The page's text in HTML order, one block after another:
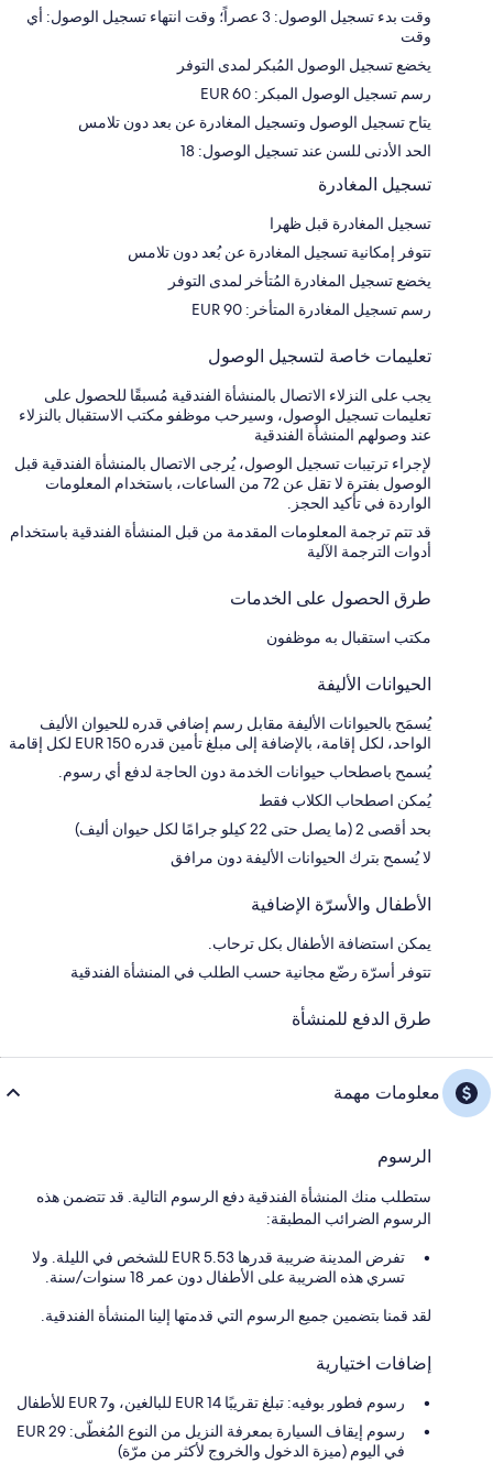
وقت بدء تسجيل الوصول: 3 عصراً؛ وقت انتهاء تسجيل الوصول: أي
وقت
يخضع تسجيل الوصول المُبكر لمدى التوفر
رسم تسجيل الوصول المبكر: 60 EUR
يتاح تسجيل الوصول وتسجيل المغادرة عن بعد دون تلامس
الحد الأدنى للسن عند تسجيل الوصول: 18
تسجيل المغادرة
تسجيل المغادرة قبل ظهرا
تتوفر إمكانية تسجيل المغادرة عن بُعد دون تلامس
يخضع تسجيل المغادرة المُتأخر لمدى التوفر
رسم تسجيل المغادرة المتأخر: 90 EUR
تعليمات خاصة لتسجيل الوصول
يجب على النزلاء الاتصال بالمنشأة الفندقية مُسبقًا للحصول على
تعليمات تسجيل الوصول، وسيرحب موظفو مكتب الاستقبال بالنزلاء
عند وصولهم المنشأة الفندقية
لإجراء ترتيبات تسجيل الوصول، يُرجى الاتصال بالمنشأة الفندقية قبل
الوصول بفترة لا تقل عن 72 من الساعات، باستخدام المعلومات
الواردة في تأكيد الحجز.
قد تتم ترجمة المعلومات المقدمة من قبل المنشأة الفندقية باستخدام
أدوات الترجمة الآلية
طرق الحصول على الخدمات
مكتب استقبال به موظفون
الحيوانات الأليفة
يُسمَح بالحيوانات الأليفة مقابل رسم إضافي قدره للحيوان الأليف
الواحد، لكل إقامة، بالإضافة إلى مبلغ تأمين قدره EUR 150 لكل إقامة
يُسمح باصطحاب حيوانات الخدمة دون الحاجة لدفع أي رسوم.
يُمكن اصطحاب الكلاب فقط
بحد أقصى 2 (ما يصل حتى 22 كيلو جرامًا لكل حيوان أليف)
لا يُسمح بترك الحيوانات الأليفة دون مرافق
الأطفال والأسرّة الإضافية
يمكن استضافة الأطفال بكل ترحاب.
تتوفر أسرّة رضّع مجانية حسب الطلب في المنشأة الفندقية
طرق الدفع للمنشأة
معلومات مهمة
الرسوم
ستطلب منك المنشأة الفندقية دفع الرسوم التالية. قد تتضمن هذه
الرسوم الضرائب المطبقة:
تفرض المدينة ضريبة قدرها 5.53 EUR للشخص في الليلة. ولا
تسري هذه الضريبة على الأطفال دون عمر 18 سنوات/سنة.
لقد قمنا بتضمين جميع الرسوم التي قدمتها إلينا المنشأة الفندقية.
إضافات اختيارية
رسوم فطور بوفيه: تبلغ تقريبًا EUR 14 للبالغين، وEUR 7 للأطفال
رسوم إيقاف السيارة بمعرفة النزيل من النوع المُغطّى: 29 EUR
في اليوم (ميزة الدخول والخروج لأكثر من مرّة)